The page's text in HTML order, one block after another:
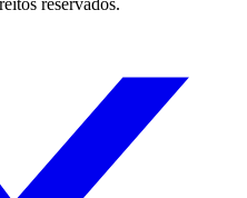
reservados.